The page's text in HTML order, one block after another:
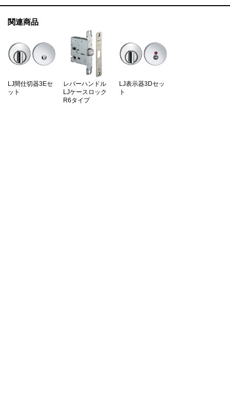
関連商品
LJ間仕切器3Eセ
ット
レバーハンドル
LJケースロック
R6タイプ
LJ表示器3Dセッ
ト